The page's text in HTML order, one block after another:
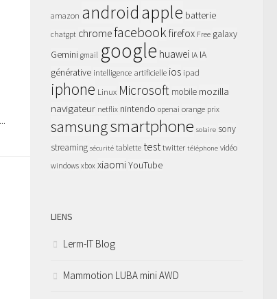
amazon androidapple batterie
chatgpt chromefacebookfirefox Free galaxy
Gemini gmail google huawei IA IA
générative intelligence artificielle ios ipad
iphone Linux Microsoft mobile mozilla
navigateur netflix nintendo openai orange prix
samsungsmartphone solaire sony
streaming sécurité tablette testtwitter téléphone vidéo
windows xbox xiaomiYouTube
LIENS
Lerm-IT Blog
Mammotion LUBA mini AWD